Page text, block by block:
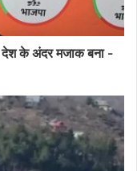
के अंदर मजाक बना -